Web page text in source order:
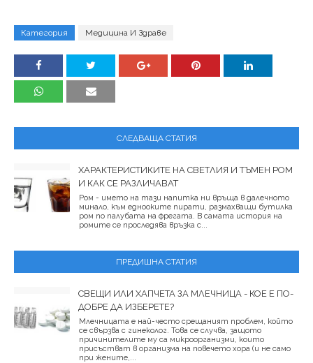
Категория Медицина И Здраве
СЛЕДВАЩА СТАТИЯ
ХАРАКТЕРИСТИКИТЕ НА СВЕТЛИЯ И ТЪМЕН РОМ
И КАК СЕ РАЗЛИЧАВАТ
Ром - името на тази напитка ни връща в далечното
минало, към еднооките пирати, размахващи бутилка
ром по палубата на фрегата. В самата история на
ромите се проследява връзка с...
ПРЕДИШНА СТАТИЯ
СВЕЩИ ИЛИ ХАПЧЕТА ЗА МЛЕЧНИЦА - КОЕ Е ПО-
ДОБРЕ ДА ИЗБЕРЕТЕ?
Млечницата е най-често срещаният проблем, който
се свързва с гинеколог. Това се случва, защото
причинителите му са микроорганизми, които
присъстват в организма на повечето хора (и не само
при жените,...